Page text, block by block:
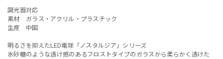
調光器対応
素材 ガラス・アクリル・プラスチック
生産 中国
明るさを抑えたLED電球「ノスタルジア」シリーズ
氷砂糖のような透け感のあるフロストタイプのガラスから柔らかく透けた